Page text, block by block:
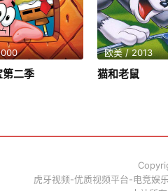
第二季
欧美 / 2013
猫和老鼠
虎牙视频-优质视频平台-电竞娱